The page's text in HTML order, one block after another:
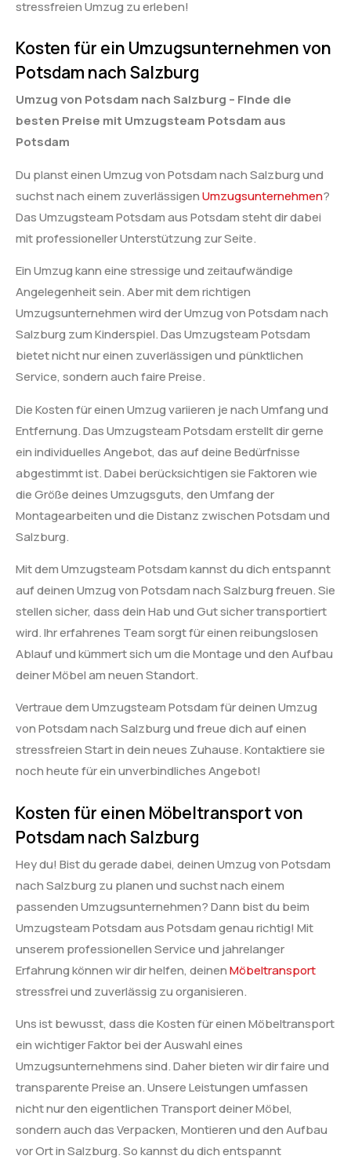
stressfreien Umzug zu erleben!
Kosten für ein Umzugsunternehmen von
Potsdam nach Salzburg
Umzug von Potsdam nach Salzburg – Finde die
besten Preise mit Umzugsteam Potsdam aus
Potsdam
Du planst einen Umzug von Potsdam nach Salzburg und
suchst nach einem zuverlässigenUmzugsunternehmen?
Das Umzugsteam Potsdam aus Potsdam steht dir dabei
mit professioneller Unterstützung zur Seite.
Ein Umzug kann eine stressige und zeitaufwändige
Angelegenheit sein. Aber mit dem richtigen
Umzugsunternehmen wird der Umzug von Potsdam nach
Salzburg zum Kinderspiel. Das Umzugsteam Potsdam
bietet nicht nur einen zuverlässigen und pünktlichen
Service, sondern auch faire Preise.
Die Kosten für einen Umzug variieren je nach Umfang und
Entfernung. Das Umzugsteam Potsdam erstellt dir gerne
ein individuelles Angebot, das auf deine Bedürfnisse
abgestimmt ist. Dabei berücksichtigen sie Faktoren wie
die Größe deines Umzugsguts, den Umfang der
Montagearbeiten und die Distanz zwischen Potsdam und
Salzburg.
Mit dem Umzugsteam Potsdam kannst du dich entspannt
auf deinen Umzug von Potsdam nach Salzburg freuen. Sie
stellen sicher, dass dein Hab und Gut sicher transportiert
wird. Ihr erfahrenes Team sorgt für einen reibungslosen
Ablauf und kümmert sich um die Montage und den Aufbau
deiner Möbel am neuen Standort.
Vertraue dem Umzugsteam Potsdam für deinen Umzug
von Potsdam nach Salzburg und freue dich auf einen
stressfreien Start in dein neues Zuhause. Kontaktiere sie
noch heute für ein unverbindliches Angebot!
Kosten für einen Möbeltransport von
Potsdam nach Salzburg
Hey du! Bist du gerade dabei, deinen Umzug von Potsdam
nach Salzburg zu planen und suchst nach einem
passenden Umzugsunternehmen? Dann bist du beim
Umzugsteam Potsdam aus Potsdam genau richtig! Mit
unserem professionellen Service und jahrelanger
Erfahrung können wir dir helfen, deinenMöbeltransport
stressfrei und zuverlässig zu organisieren.
Uns ist bewusst, dass die Kosten für einen Möbeltransport
ein wichtiger Faktor bei der Auswahl eines
Umzugsunternehmens sind. Daher bieten wir dir faire und
transparente Preise an. Unsere Leistungen umfassen
nicht nur den eigentlichen Transport deiner Möbel,
sondern auch das Verpacken, Montieren und den Aufbau
vor Ort in Salzburg. So kannst du dich entspannt